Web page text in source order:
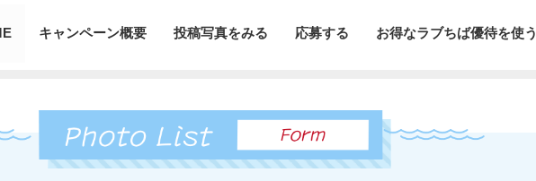
キャンペーン概要 投稿写真をみる 応募する お得なラブちば優待を使う